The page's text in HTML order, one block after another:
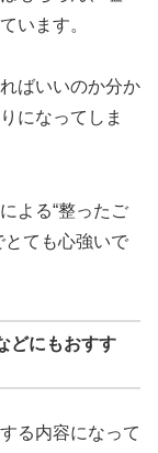
います。
ばいいのか分か
になってしま
よる“整ったご
とても心強いで
どにもおすす
る内容になって